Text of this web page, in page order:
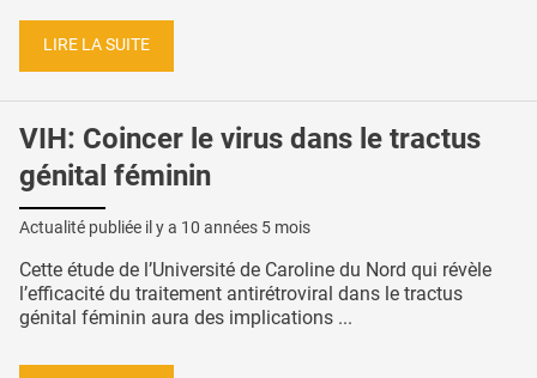
LIRE LA SUITE
VIH: Coincer le virus dans le tractus
génital féminin
Actualité publiée il y a 10 années 5 mois
Cette étude de l’Université de Caroline du Nord qui révèle
l’efficacité du traitement antirétroviral dans le tractus
génital féminin aura des implications ...